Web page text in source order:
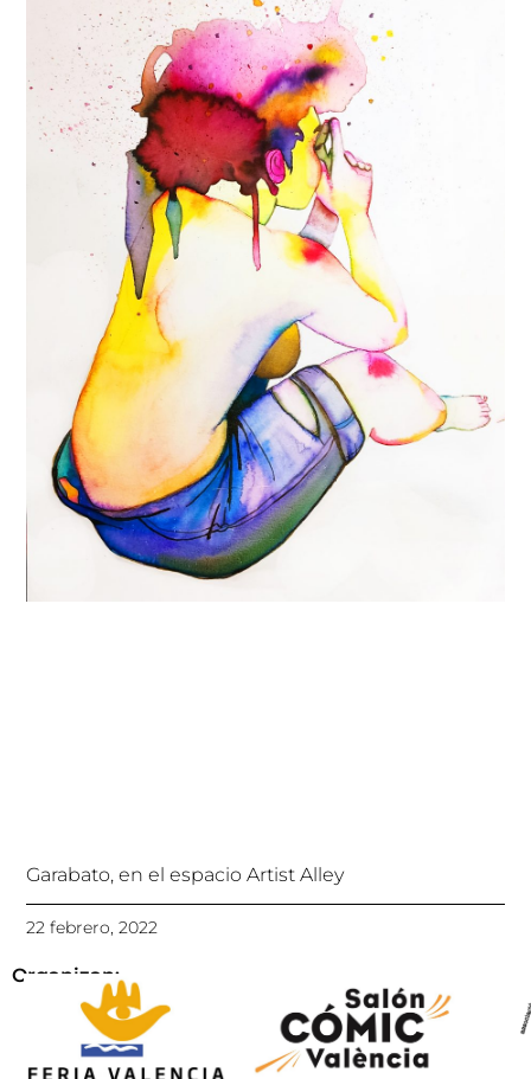
Garabato, en el espacio Artist Alley
22 febrero, 2022
Organizan: